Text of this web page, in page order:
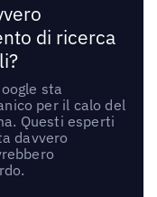
di ricerca
sta
per il calo del
Questi esperti
davvero